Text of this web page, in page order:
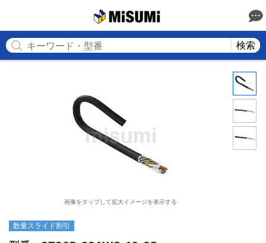
検索
画像をタップして拡大イメージを表示する
数量スライド割引